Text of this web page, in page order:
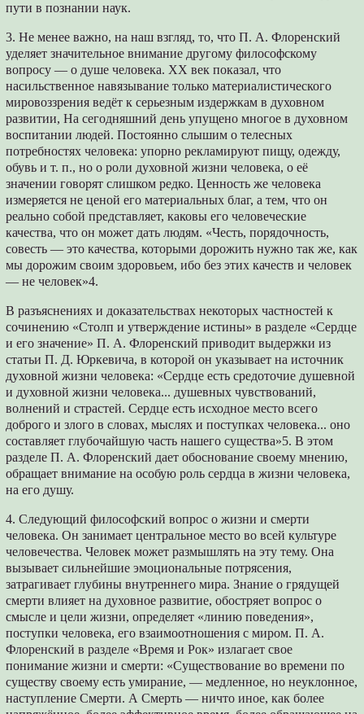
пути в познании наук.
3. Не менее важно, на наш взгляд, то, что П. А. Флоренский
уделяет значительное внимание другому философскому
вопросу — о душе человека. XX век показал, что
насильственное навязывание только материалистического
мировоззрения ведёт к серьезным издержкам в духовном
развитии, На сегодняшний день упущено многое в духовном
воспитании людей. Постоянно слышим о телесных
потребностях человека: упорно рекламируют пищу, одежду,
обувь и т. п., но о роли духовной жизни человека, о её
значении говорят слишком редко. Ценность же человека
измеряется не ценой его материальных благ, а тем, что он
реально собой представляет, каковы его человеческие
качества, что он может дать людям. «Честь, порядочность,
совесть — это качества, которыми дорожить нужно так же, как
мы дорожим своим здоровьем, ибо без этих качеств и человек
— не человек»4.
В разъяснениях и доказательствах некоторых частностей к
сочинению «Столп и утверждение истины» в разделе «Сердце
и его значение» П. А. Флоренский приводит выдержки из
статьи П. Д. Юркевича, в которой он указывает на источник
духовной жизни человека: «Сердце есть средоточие душевной
и духовной жизни человека... душевных чувствований,
волнений и страстей. Сердце есть исходное место всего
доброго и злого в словах, мыслях и поступках человека... оно
составляет глубочайшую часть нашего существа»5. В этом
разделе П. А. Флоренский дает обоснование своему мнению,
обращает внимание на особую роль сердца в жизни человека,
на его душу.
4. Следующий философский вопрос о жизни и смерти
человека. Он занимает центральное место во всей культуре
человечества. Человек может размышлять на эту тему. Она
вызывает сильнейшие эмоциональные потрясения,
затрагивает глубины внутреннего мира. Знание о грядущей
смерти влияет на духовное развитие, обостряет вопрос о
смысле и цели жизни, определяет «линию поведения»,
поступки человека, его взаимоотношения с миром. П. А.
Флоренский в разделе «Время и Рок» излагает свое
понимание жизни и смерти: «Существование во времени по
существу своему есть умирание, — медленное, но неуклонное,
наступление Смерти. А Смерть — ничто иное, как более